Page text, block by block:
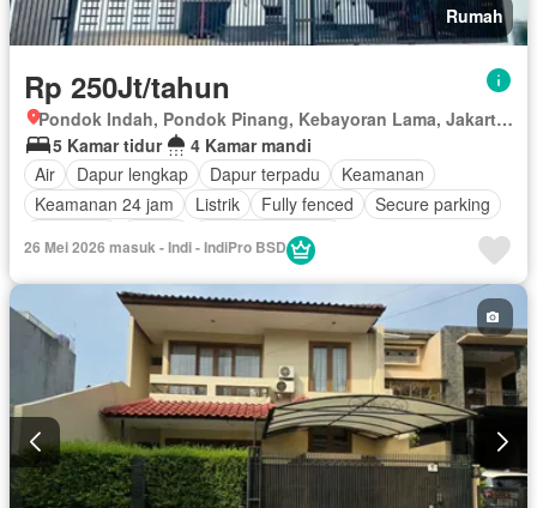
Rumah
Rp 250Jt/tahun
Pondok Indah, Pondok Pinang, Kebayoran Lama, Jakarta Selatan, Daerah Khusus Ibukota Jakarta
5 Kamar tidur
4 Kamar mandi
Air
Dapur lengkap Dapur terpadu
Keamanan
Keamanan 24 jam
Listrik Fully fenced
Secure parking
Tanpa perabotan
26 Mei 2026 masuk - Indi - IndiPro BSD